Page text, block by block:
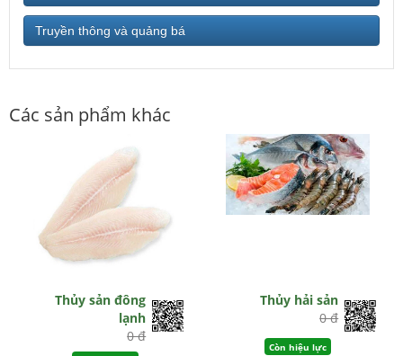
Truyền thông và quảng bá
Các sản phẩm khác
Thủy sản đông
lạnh
0 đ
Thủy hải sản
0 đ
Còn hiệu lực